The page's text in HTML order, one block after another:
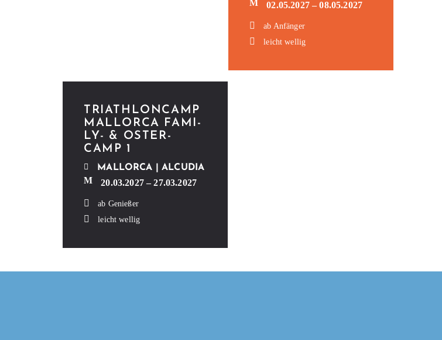
02.05.2027 – 08.05.2027
ab Anfänger
leicht wellig
TRI­ATH­LON­CAMP
MAL­LOR­CA FAMI­­
LY- & OSTER­
CAMP 1
MAL­LOR­CA | ALCUDIA
20.03.2027 – 27.03.2027
ab Genießer
leicht wellig